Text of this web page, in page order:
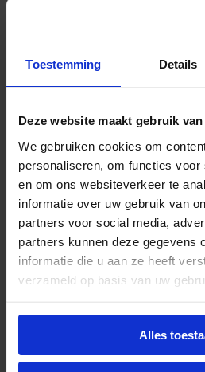
Toestemming Details
Deze website maakt gebruik
We gebruiken cookies om
personaliseren, om functies voor
en om ons websiteverkeer te
informatie over uw gebruik van
partners voor social media,
partners kunnen deze gegevens
informatie die u aan ze heeft
verzameld op basis van uw
Alles
flexibele keuze. Ze
Daarmee ben je altijd
werkende oplossing.
Let bij de vervanging altijd op
oude TL-buis. Kies een LED-
wattage vervangt, zodat je
behoudt. De twee meest
LED-opties vind je rechts op
me weten als je hulp wilt bij
juiste keuze.
Bijbehorende producten
0,85